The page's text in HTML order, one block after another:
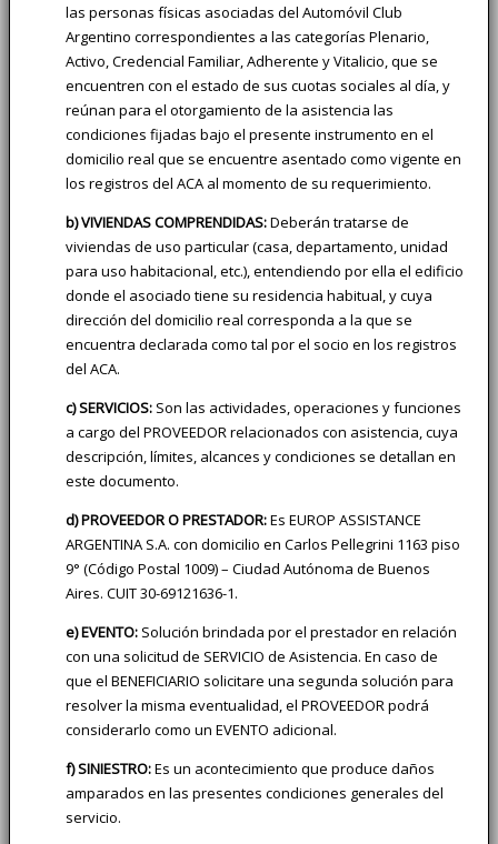
las personas físicas asociadas del Automóvil Club
Argentino correspondientes a las categorías Plenario,
Activo, Credencial Familiar, Adherente y Vitalicio, que se
encuentren con el estado de sus cuotas sociales al día, y
reúnan para el otorgamiento de la asistencia las
condiciones fijadas bajo el presente instrumento en el
domicilio real que se encuentre asentado como vigente en
los registros del ACA al momento de su requerimiento.
b) VIVIENDAS COMPRENDIDAS:Deberán tratarse de
viviendas de uso particular (casa, departamento, unidad
para uso habitacional, etc.), entendiendo por ella el edificio
donde el asociado tiene su residencia habitual, y cuya
dirección del domicilio real corresponda a la que se
encuentra declarada como tal por el socio en los registros
del ACA.
c) SERVICIOS: Son las actividades, operaciones y funciones
a cargo del PROVEEDOR relacionados con asistencia, cuya
descripción, límites, alcances y condiciones se detallan en
este documento.
d) PROVEEDOR O PRESTADOR:Es EUROP ASSISTANCE
ARGENTINA S.A. con domicilio en Carlos Pellegrini 1163 piso
9° (Código Postal 1009) – Ciudad Autónoma de Buenos
Aires. CUIT 30-69121636-1.
e) EVENTO: Solución brindada por el prestador en relación
con una solicitud de SERVICIO de Asistencia. En caso de
que el BENEFICIARIO solicitare una segunda solución para
resolver la misma eventualidad, el PROVEEDOR podrá
considerarlo como un EVENTO adicional.
f) SINIESTRO:Es un acontecimiento que produce daños
amparados en las presentes condiciones generales del
servicio.